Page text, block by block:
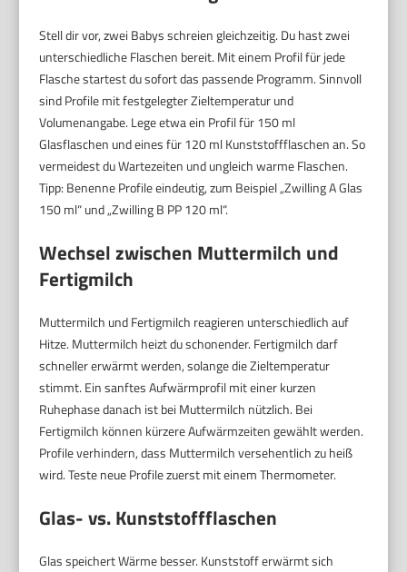
Stell dir vor, zwei Babys schreien gleichzeitig. Du hast zwei
unterschiedliche Flaschen bereit. Mit einem Profil für jede
Flasche startest du sofort das passende Programm. Sinnvoll
sind Profile mit festgelegter Zieltemperatur und
Volumenangabe. Lege etwa ein Profil für 150 ml
Glasflaschen und eines für 120 ml Kunststoffflaschen an. So
vermeidest du Wartezeiten und ungleich warme Flaschen.
Tipp: Benenne Profile eindeutig, zum Beispiel „Zwilling A Glas
150 ml“ und „Zwilling B PP 120 ml“.
Wechsel zwischen Muttermilch und
Fertigmilch
Muttermilch und Fertigmilch reagieren unterschiedlich auf
Hitze. Muttermilch heizt du schonender. Fertigmilch darf
schneller erwärmt werden, solange die Zieltemperatur
stimmt. Ein sanftes Aufwärmprofil mit einer kurzen
Ruhephase danach ist bei Muttermilch nützlich. Bei
Fertigmilch können kürzere Aufwärmzeiten gewählt werden.
Profile verhindern, dass Muttermilch versehentlich zu heiß
wird. Teste neue Profile zuerst mit einem Thermometer.
Glas- vs. Kunststoffflaschen
Glas speichert Wärme besser. Kunststoff erwärmt sich